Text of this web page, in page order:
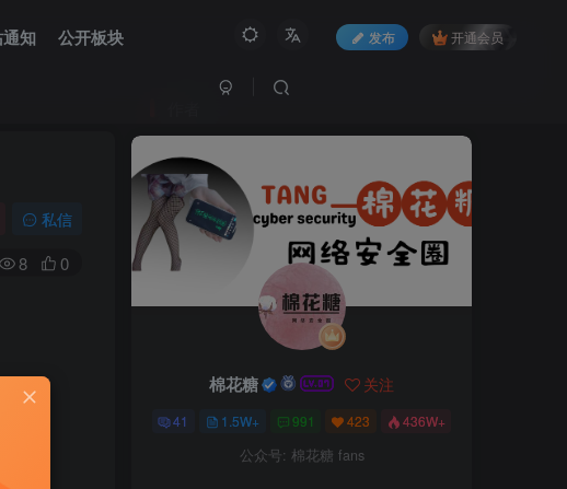
知 公开板块 发布 开通会员
私信
8 0
棉花糖 关注
41 1.5W+ 991 423 436W+
公众号: 棉花糖 fans